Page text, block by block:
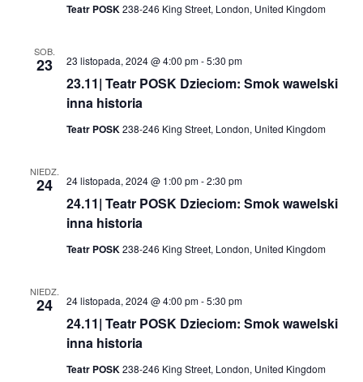
Teatr POSK238-246 King Street, London, United Kingdom
SOB.
23
23.11| Teatr POSK Dzieciom: Smok wawelski
inna historia
23 listopada, 2024 @ 4:00 pm-5:30 pm
Teatr POSK238-246 King Street, London, United Kingdom
NIEDZ.
24
24.11| Teatr POSK Dzieciom: Smok wawelski
inna historia
24 listopada, 2024 @ 1:00 pm-2:30 pm
Teatr POSK238-246 King Street, London, United Kingdom
NIEDZ.
24
24.11| Teatr POSK Dzieciom: Smok wawelski
inna historia
24 listopada, 2024 @ 4:00 pm-5:30 pm
Teatr POSK238-246 King Street, London, United Kingdom